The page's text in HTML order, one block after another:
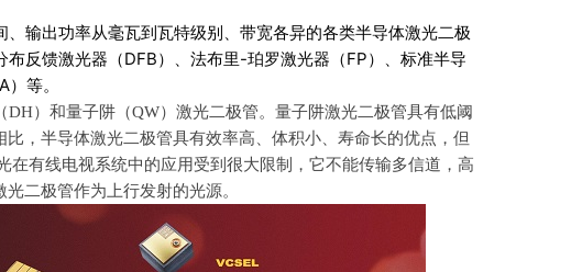
输出功率从毫瓦到瓦特级别、带宽各异的各类半导体激光二极
反馈激光器（DFB）、法布里-珀罗激光器（FP）、标准半导
等。
DH）和量子阱（QW）激光二极管。量子阱激光二极管具有低阈
，半导体激光二极管具有效率高、体积小、寿命长的优点，但
在有线电视系统中的应用受到很大限制，它不能传输多信道，高
二极管作为上行发射的光源。